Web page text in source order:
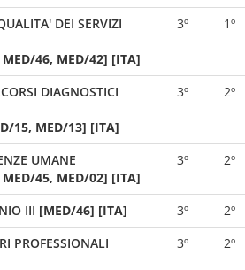
DEI SERVIZI
46, MED/42] [ITA]
3º 1º
DIAGNOSTICI
15, MED/13] [ITA]
3º 2º
UMANE
45, MED/02] [ITA]
3º 2º
III [MED/46] [ITA] 3º
2º
PROFESSIONALI
3º 2º